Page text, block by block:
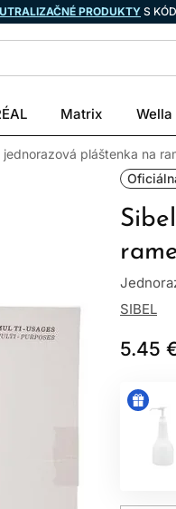
PRODUKTY S
Matrix Wella
jednorazová pláštenka na
SIBEL
5.45